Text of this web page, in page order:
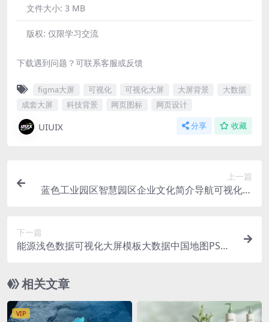
文件大小: 3 MB
版权: 仅限学习交流
下载遇到问题？可联系客服或反馈
figma大屏 可视化 可视化大屏 大屏背景
大数据
成套大屏
科技背景 网页图标 网页设计
UIUIX 分享 收藏
上一篇
蓝色工业园区智慧园区企业文化简介导航可视化科
下一篇
能源浅色数据可视化大屏模板大数据中国地图PSD
相关文章
VIP